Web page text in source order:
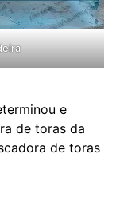
e
de toras da
de toras